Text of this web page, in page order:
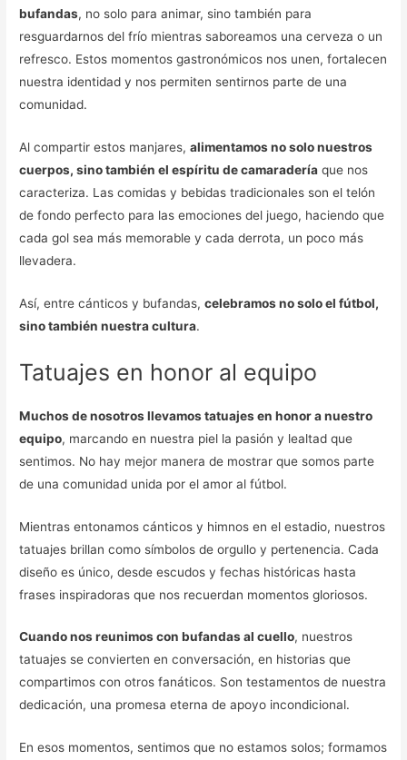
bufandas, no solo para animar, sino también para
resguardarnos del frío mientras saboreamos una cerveza o un
refresco. Estos momentos gastronómicos nos unen, fortalecen
nuestra identidad y nos permiten sentirnos parte de una
comunidad.
Al compartir estos manjares,alimentamos no solo nuestros
cuerpos, sino también el espíritu de camaradería que nos
caracteriza. Las comidas y bebidas tradicionales son el telón
de fondo perfecto para las emociones del juego, haciendo que
cada gol sea más memorable y cada derrota, un poco más
llevadera.
Así, entre cánticos y bufandas,celebramos no solo el fútbol,
sino también nuestra cultura.
Tatuajes en honor al equipo
Muchos de nosotros llevamos tatuajes en honor a nuestro
equipo, marcando en nuestra piel la pasión y lealtad que
sentimos. No hay mejor manera de mostrar que somos parte
de una comunidad unida por el amor al fútbol.
Mientras entonamos cánticos y himnos en el estadio, nuestros
tatuajes brillan como símbolos de orgullo y pertenencia. Cada
diseño es único, desde escudos y fechas históricas hasta
frases inspiradoras que nos recuerdan momentos gloriosos.
Cuando nos reunimos con bufandas al cuello, nuestros
tatuajes se convierten en conversación, en historias que
compartimos con otros fanáticos. Son testamentos de nuestra
dedicación, una promesa eterna de apoyo incondicional.
En esos momentos, sentimos que no estamos solos; formamos